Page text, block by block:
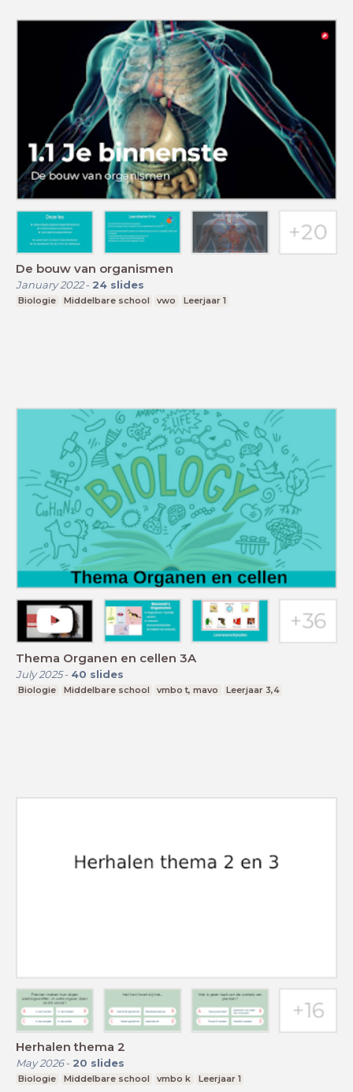
De bouw van organismen
January 2022- 24 slides
Biologie Middelbare school vwo Leerjaar 1
Thema Organen en cellen 3A
July 2025- 40 slides
Biologie Middelbare school vmbo t, mavo Leerjaar 3,4
Herhalen thema 2
May 2026- 20 slides
Biologie Middelbare school vmbo k Leerjaar 1